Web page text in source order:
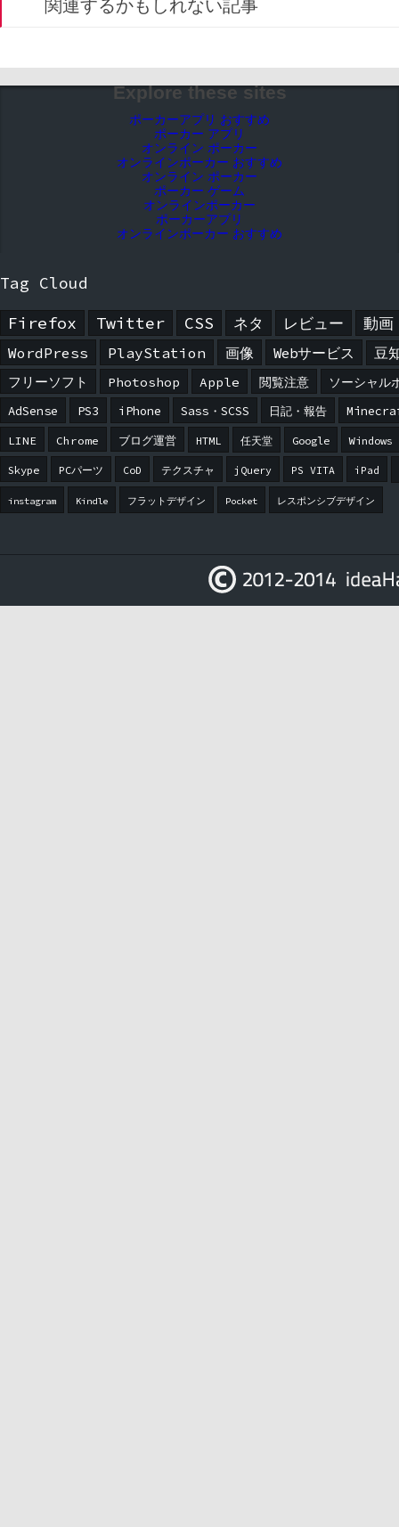
関連するかもしれない記事
Explore these sites
ポーカーアプリ おすすめ
ポーカー アプリ
オンライン ポーカー
オンラインポーカー おすすめ
オンライン ポーカー
ポーカー ゲーム
オンラインポーカー
ポーカーアプリ
オンラインポーカー おすすめ
Tag Cloud
Firefox
Twitter CSS ネタ レビュー 動画
WordPress PlayStation 画像 Webサービス 豆
フリーソフト Photoshop Apple 閲覧注意 ソーシャル
AdSense PS3 iPhone Sass・SCSS 日記・報告
LINE Chrome ブログ運営 HTML 任天堂 Google Windows
Skype PCパーツ CoD テクスチャ jQuery PS VITA iPad
instagram Kindle フラットデザイン Pocket レスポンシブデザイン